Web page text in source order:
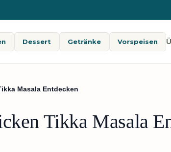
Dessert Getränke Vorspeisen
Masala Entdecken
Tikka Masala